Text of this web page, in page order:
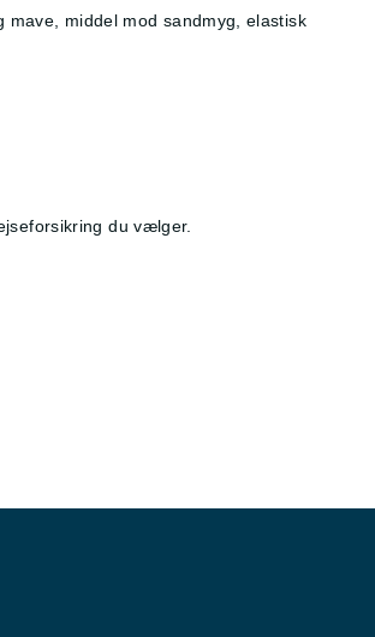
middel mod sandmyg, elastisk
du vælger.